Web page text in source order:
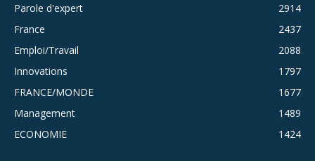
Parole d'expert
2914
France
2437
Emploi/Travail
2088
Innovations
1797
FRANCE/MONDE
1677
Management
1489
ECONOMIE
1424